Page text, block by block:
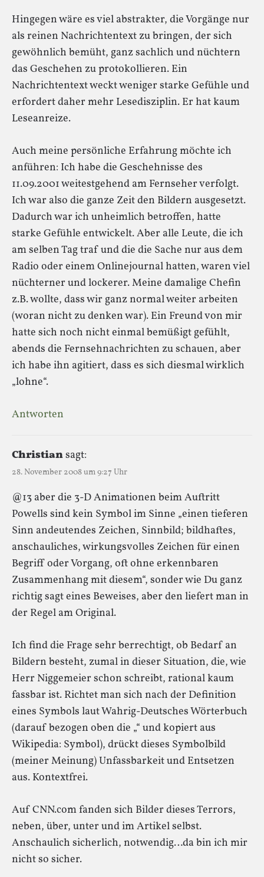
Hingegen wäre es viel abstrakter, die Vorgänge nur
als reinen Nachrichtentext zu bringen, der sich
gewöhnlich bemüht, ganz sachlich und nüchtern
das Geschehen zu protokollieren. Ein
Nachrichtentext weckt weniger starke Gefühle und
erfordert daher mehr Lesedisziplin. Er hat kaum
Leseanreize.
Auch meine persönliche Erfahrung möchte ich
anführen: Ich habe die Geschehnisse des
11.09.2001 weitestgehend am Fernseher verfolgt.
Ich war also die ganze Zeit den Bildern ausgesetzt.
Dadurch war ich unheimlich betroffen, hatte
starke Gefühle entwickelt. Aber alle Leute, die ich
am selben Tag traf und die die Sache nur aus dem
Radio oder einem Onlinejournal hatten, waren viel
nüchterner und lockerer. Meine damalige Chefin
z.B. wollte, dass wir ganz normal weiter arbeiten
(woran nicht zu denken war). Ein Freund von mir
hatte sich noch nicht einmal bemüßigt gefühlt,
abends die Fernsehnachrichten zu schauen, aber
ich habe ihn agitiert, dass es sich diesmal wirklich
„lohne“.
Antworten
Christiansagt:
28. November 2008 um 9:27 Uhr
@13 aber die 3-D Animationen beim Auftritt
Powells sind kein Symbol im Sinne „einen tieferen
Sinn andeutendes Zeichen, Sinnbild; bildhaftes,
anschauliches, wirkungsvolles Zeichen für einen
Begriff oder Vorgang, oft ohne erkennbaren
Zusammenhang mit diesem“, sonder wie Du ganz
richtig sagt eines Beweises, aber den liefert man in
der Regel am Original.
Ich find die Frage sehr berrechtigt, ob Bedarf an
Bildern besteht, zumal in dieser Situation, die, wie
Herr Niggemeier schon schreibt, rational kaum
fassbar ist. Richtet man sich nach der Definition
eines Symbols laut Wahrig-Deutsches Wörterbuch
(darauf bezogen oben die „“ und kopiert aus
Wikipedia: Symbol), drückt dieses Symbolbild
(meiner Meinung) Unfassbarkeit und Entsetzen
aus. Kontextfrei.
Auf CNN.com fanden sich Bilder dieses Terrors,
neben, über, unter und im Artikel selbst.
Anschaulich sicherlich, notwendig…da bin ich mir
nicht so sicher.